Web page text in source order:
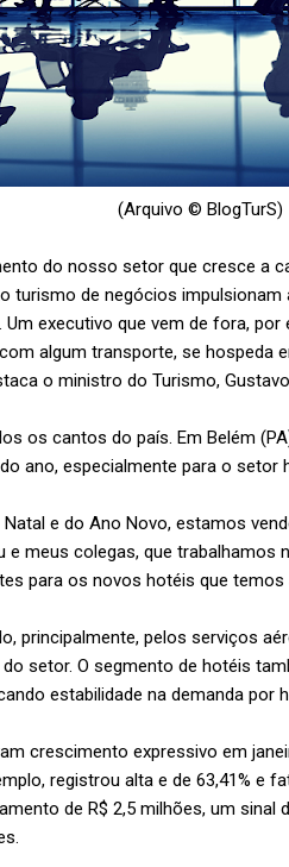
(Arquivo © BlogTurS)
do nosso setor que cresce a
turismo de negócios
executivo que vem de fora,
algum transporte, se hospeda
o ministro do Turismo, Gustavo
os cantos do país. Em Belém
ano, especialmente para o setor
Natal e do Ano Novo, estamos
e meus colegas, que
para os novos hotéis que temos
principalmente, pelos serviços
setor. O segmento de hotéis
estabilidade na demanda por
crescimento expressivo em
registrou alta e de 63,41% e
de R$ 2,5 milhões, um